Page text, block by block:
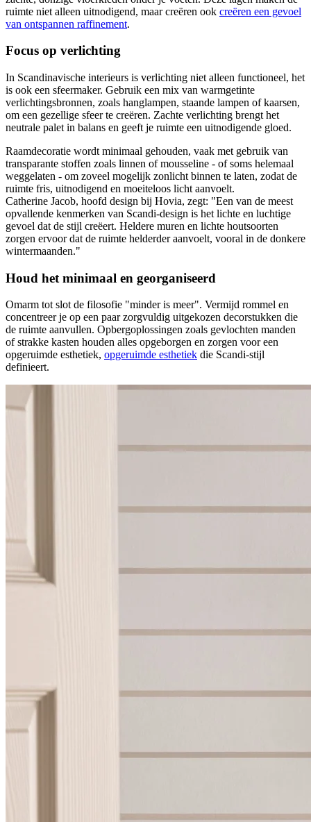
ruimte niet alleen uitnodigend, maar creëren ook creëren een gevoel
van ontspannen raffinement.
Focus op verlichting
In Scandinavische interieurs is verlichting niet alleen functioneel, het
is ook een sfeermaker. Gebruik een mix van warmgetinte
verlichtingsbronnen, zoals hanglampen, staande lampen of kaarsen,
om een gezellige sfeer te creëren. Zachte verlichting brengt het
neutrale palet in balans en geeft je ruimte een uitnodigende gloed.
Raamdecoratie wordt minimaal gehouden, vaak met gebruik van
transparante stoffen zoals linnen of mousseline - of soms helemaal
weggelaten - om zoveel mogelijk zonlicht binnen te laten, zodat de
ruimte fris, uitnodigend en moeiteloos licht aanvoelt.
Catherine Jacob, hoofd design bij Hovia, zegt: "Een van de meest
opvallende kenmerken van Scandi-design is het lichte en luchtige
gevoel dat de stijl creëert. Heldere muren en lichte houtsoorten
zorgen ervoor dat de ruimte helderder aanvoelt, vooral in de donkere
wintermaanden."
Houd het minimaal en georganiseerd
Omarm tot slot de filosofie "minder is meer". Vermijd rommel en
concentreer je op een paar zorgvuldig uitgekozen decorstukken die
de ruimte aanvullen. Opbergoplossingen zoals gevlochten manden
of strakke kasten houden alles opgeborgen en zorgen voor een
opgeruimde esthetiek, opgeruimde esthetiek die Scandi-stijl
definieert.